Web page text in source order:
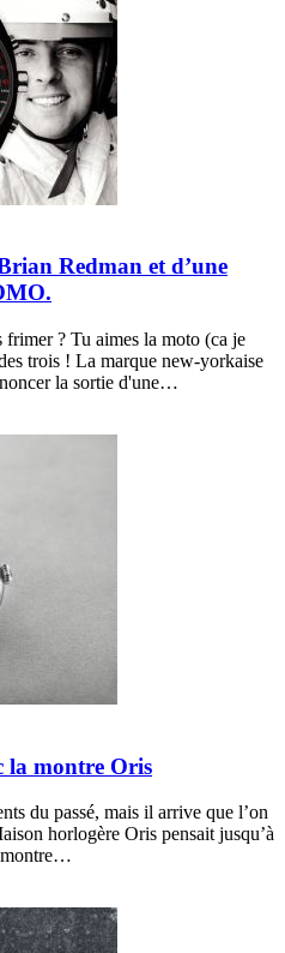
Redman et d’une
frimer ? Tu aimes la moto (ca je
trois ! La marque new-yorkaise
la sortie d'une…
la montre Oris
du passé, mais il arrive que l’on
horlogère Oris pensait jusqu’à
montre…